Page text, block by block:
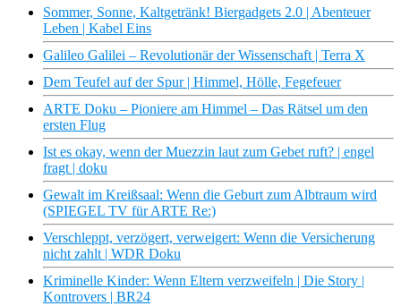
Sommer, Sonne, Kaltgetränk! Biergadgets 2.0 | Abenteuer
Leben | Kabel Eins
Galileo Galilei – Revolutionär der Wissenschaft | Terra X
Dem Teufel auf der Spur | Himmel, Hölle, Fegefeuer
ARTE Doku – Pioniere am Himmel – Das Rätsel um den
ersten Flug
Ist es okay, wenn der Muezzin laut zum Gebet ruft? | engel
fragt | doku
Gewalt im Kreißsaal: Wenn die Geburt zum Albtraum wird
(SPIEGEL TV für ARTE Re:)
Verschleppt, verzögert, verweigert: Wenn die Versicherung
nicht zahlt | WDR Doku
Kriminelle Kinder: Wenn Eltern verzweifeln | Die Story |
Kontrovers | BR24